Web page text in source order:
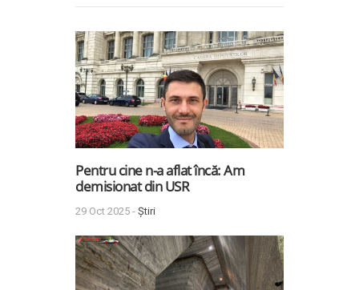
Pentru cine n-a aflat încă: Am
demisionat din USR
29 Oct 2025 - Știri